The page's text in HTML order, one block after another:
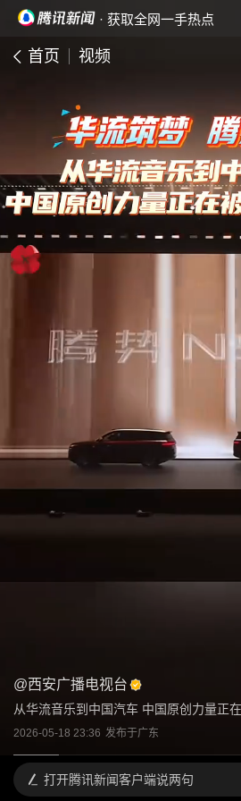
· 获取全网一手热点
首页 视频
@西安广播电视台
从华流音乐到中国汽车 中国原创力量正
2026-05-18 23:36 发布于广东
打开腾讯新闻客户端说两句